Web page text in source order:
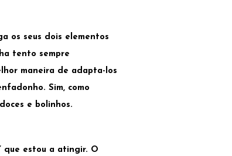
os seus dois elementos
tento sempre
maneira de adapta-los
Sim, como
e bolinhos.
que estou a atingir. O